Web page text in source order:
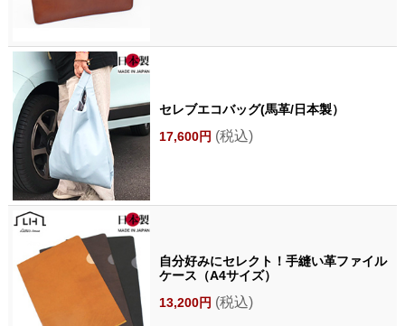
セレブエコバッグ(馬革/日本製）
17,600円 (税込)
自分好みにセレクト！手縫い革ファイル
ケース（A4サイズ）
13,200円 (税込)